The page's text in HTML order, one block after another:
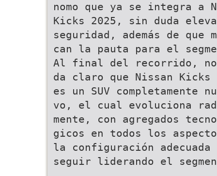
nomo que ya se integra a
Kicks 2025, sin duda
seguridad, además de que
can la pauta para el
Al final del recorrido,
da claro que Nissan Kicks
es un SUV completamente
vo, el cual evoluciona
mente, con agregados
gicos en todos los
la configuración adecuada
seguir liderando el